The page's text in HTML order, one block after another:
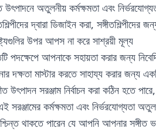
উৎপাদনে অতুলনীয় কর্মক্ষমতা এবং
দ্বারা ডিজাইন করা, সঙ্গীতশিল্পীদের
উপর আপস না করে সাশ্রয়ী মূল্য
পদক্ষেপে আপনাকে সহায়তা করার জন্য
দক্ষতা মাস্টার করতে সাহায্য করার জন্য
উৎপাদন সরঞ্জাম নির্বাচন করা কঠিন হতে
সরঞ্জামের কর্মক্ষমতা এবং নির্ভরযোগ্যতা
থাকতে পারেন যে আপনি আপনার সঙ্গীত